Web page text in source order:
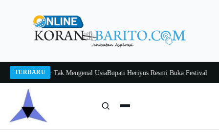
TERBARU
Belajar Tak Mengenal UsiaBupati Heriyus Resmi Buka Festival Budaya